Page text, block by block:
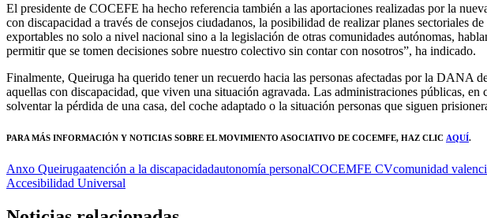
El presidente de COCEFE ha hecho referencia también a las aportaciones realizadas por la
con discapacidad a través de consejos ciudadanos, la posibilidad de realizar planes sectoriales
exportables no solo a nivel nacional sino a la legislación de otras comunidades autónomas,
permitir que se tomen decisiones sobre nuestro colectivo sin contar con nosotros”, ha indicado.
Finalmente, Queiruga ha querido tener un recuerdo hacia las personas afectadas por la DANA
aquellas con discapacidad, que viven una situación agravada. Las administraciones públicas,
solventar la pérdida de una casa, del coche adaptado o la situación personas que siguen
PARA MÁS INFORMACIÓN Y NOTICIAS SOBRE EL MOVIMIENTO ASOCIATIVO DE COCEMFE, HAZ CLIC AQUÍ.
Anxo Queirugaatención a la discapacidadautonomía personalCOCEMFE CVcomunidad
Accesibilidad Universal